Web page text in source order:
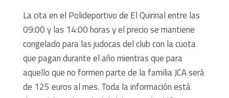
La cita en el Polideportivo de El Quirinal entre las
09:00 y las 14:00 horas y el precio se mantiene
congelado para las judocas del club con la cuota
que pagan durante el año mientras que para
aquello que no formen parte de la familia JCA será
de 125 euros al mes. Toda la información está